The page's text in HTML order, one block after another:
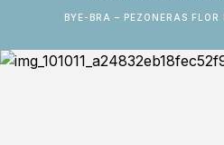
BYE-BRA – PEZONERAS